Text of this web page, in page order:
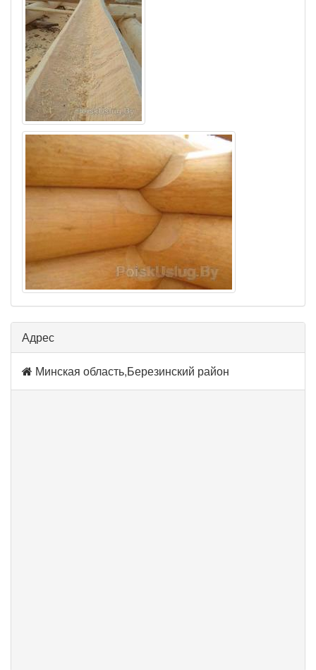
Адрес
Минская область,Березинский район